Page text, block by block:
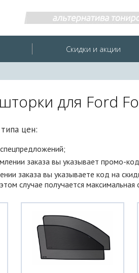
Скидки и акции
для Ford
цен:
заказа вы указывает промо-
заказа вы указываете код на
случае получается максимальная